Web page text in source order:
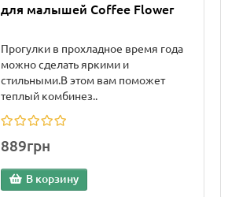
для малышей Coffee Flower
Прогулки в прохладное время года
можно сделать яркими и
стильными.В этом вам поможет
теплый комбинез..
889грн
В корзину